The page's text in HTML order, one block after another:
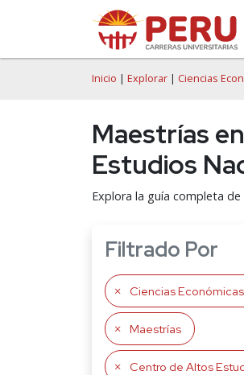
Inicio | Explorar | Ciencias
Maestrías
Estudios
Explora la guía completa
Filtrado Por
Ciencias Económicas y
Maestrías
Centro de Altos Estudios